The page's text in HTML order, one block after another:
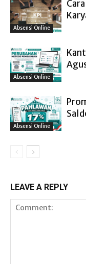
Absensi Online
Absensi Online
Absensi Online
LEAVE A REPLY